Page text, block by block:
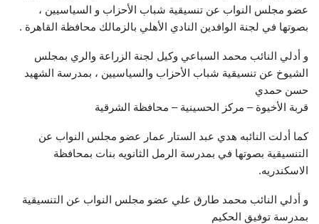
عضو مجلس النواب عن تنسيقية شباب الأحزاب و السياسيين ،
بصوتها في لجنة الوافدين النادي الأهلي بالزمالك محافظة القاهرة .
و أدلي النائب محمد السباعي وكيل لجنة الزراعة والري بمجلس
الشيوخ عن تنسيقية شباب الأحزاب والسياسيين ، بمدرسة الشهيد
حسن حمدي
قربة الأخيوة – مركز الحسينية – محافظة الشرقية
كما أدلت النائبه هدي عبد الستار عمار عضو مجلس النواب عن
التنسيقية بصوتها في بمدرسة الرمل الثانويه بنات بمحافظة
الاسكندريه.
و أدلي النائب محمد طارق علي عضو مجلس النواب عن التنسيقية
بمدرسة توفيق الحكيم